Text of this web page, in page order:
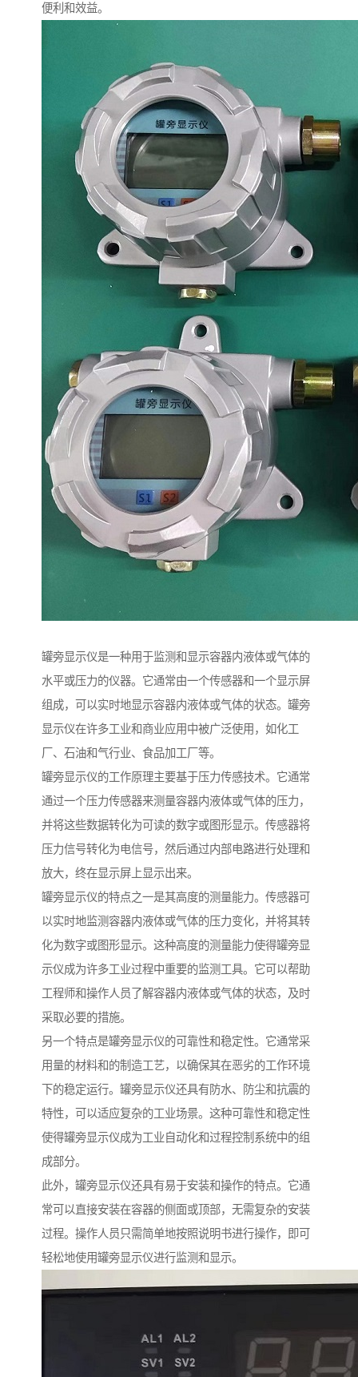
便利和效益。
罐旁显示仪是一种用于监测和显示容器内液体或气体的
水平或压力的仪器。它通常由一个传感器和一个显示屏
组成，可以实时地显示容器内液体或气体的状态。罐旁
显示仪在许多工业和商业应用中被广泛使用，如化工
厂、石油和气行业、食品加工厂等。
罐旁显示仪的工作原理主要基于压力传感技术。它通常
通过一个压力传感器来测量容器内液体或气体的压力，
并将这些数据转化为可读的数字或图形显示。传感器将
压力信号转化为电信号，然后通过内部电路进行处理和
放大，终在显示屏上显示出来。
罐旁显示仪的特点之一是其高度的测量能力。传感器可
以实时地监测容器内液体或气体的压力变化，并将其转
化为数字或图形显示。这种高度的测量能力使得罐旁显
示仪成为许多工业过程中重要的监测工具。它可以帮助
工程师和操作人员了解容器内液体或气体的状态，及时
采取必要的措施。
另一个特点是罐旁显示仪的可靠性和稳定性。它通常采
用量的材料和的制造工艺，以确保其在恶劣的工作环境
下的稳定运行。罐旁显示仪还具有防水、防尘和抗震的
特性，可以适应复杂的工业场景。这种可靠性和稳定性
使得罐旁显示仪成为工业自动化和过程控制系统中的组
成部分。
此外，罐旁显示仪还具有易于安装和操作的特点。它通
常可以直接安装在容器的侧面或顶部，无需复杂的安装
过程。操作人员只需简单地按照说明书进行操作，即可
轻松地使用罐旁显示仪进行监测和显示。